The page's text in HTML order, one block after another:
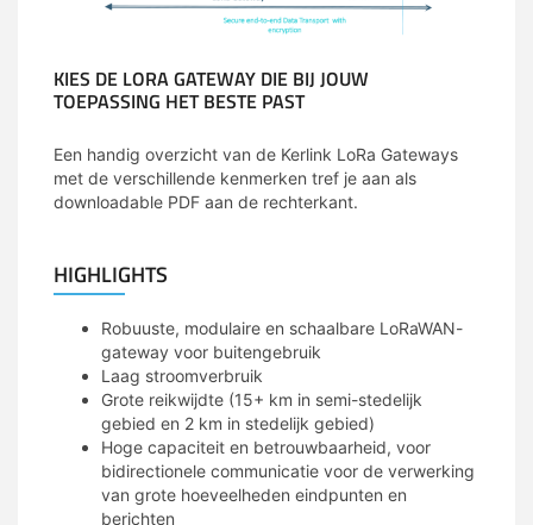
KIES DE LORA GATEWAY DIE BIJ JOUW
TOEPASSING HET BESTE PAST
Een handig overzicht van de Kerlink LoRa Gateways
met de verschillende kenmerken tref je aan als
downloadable PDF aan de rechterkant.
HIGHLIGHTS
Robuuste, modulaire en schaalbare LoRaWAN-
gateway voor buitengebruik
Laag stroomverbruik
Grote reikwijdte (15+ km in semi-stedelijk
gebied en 2 km in stedelijk gebied)
Hoge capaciteit en betrouwbaarheid, voor
bidirectionele communicatie voor de verwerking
van grote hoeveelheden eindpunten en
berichten